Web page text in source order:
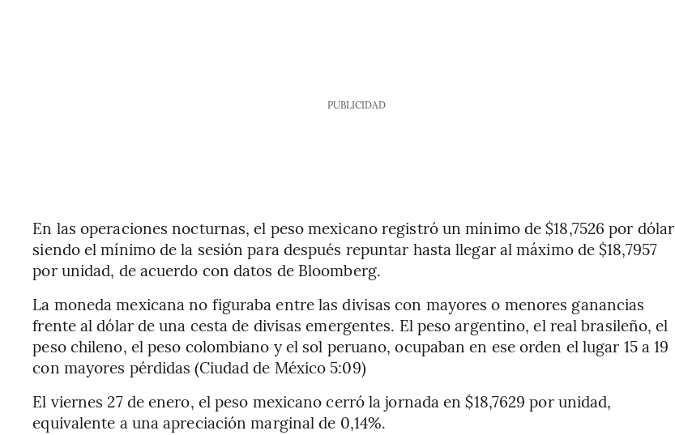
PUBLICIDAD
En las operaciones nocturnas, el peso mexicano registró un mínimo de $18,7526 por dólar
siendo el mínimo de la sesión para después repuntar hasta llegar al máximo de $18,7957
por unidad, de acuerdo con datos de Bloomberg.
La moneda mexicana no figuraba entre las divisas con mayores o menores ganancias
frente al dólar de una cesta de divisas emergentes. El peso argentino, el real brasileño, el
peso chileno, el peso colombiano y el sol peruano, ocupaban en ese orden el lugar 15 a 19
con mayores pérdidas (Ciudad de México 5:09)
El viernes 27 de enero, el peso mexicano cerró la jornada en $18,7629 por unidad,
equivalente a una apreciación marginal de 0,14%.